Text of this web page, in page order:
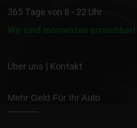
365 Tage von 8 - 22 Uhr
Wir sind momentan erreichbar!
Über uns | Kontakt
Mehr Geld Für Ihr Auto